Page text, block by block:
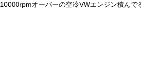
10000rpmオーバーの空冷VWエンジン積ん